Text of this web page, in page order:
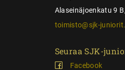
Alaseinäjoenkatu 9
toimisto@sjk-
Seuraa SJK-
Facebook